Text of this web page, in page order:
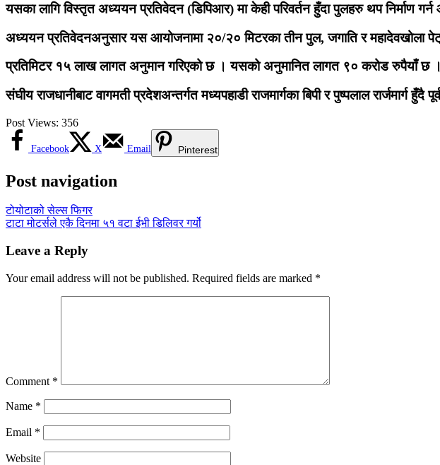
यसका लागि विस्तृत अध्ययन प्रतिवेदन (डिपिआर) मा केही परिवर्तन हुँदा पुलहरु थप निर्माण
अध्ययन प्रतिवेदनअनुसार यस आयोजनामा २०/२० मिटरका तीन पुल, जगाति र महादेवखोला
प्रतिमिटर १५ लाख लागत अनुमान गरिएको छ । यसको अनुमानित लागत ९० करोड रुपैयाँ छ ।
संघीय राजधानीबाट वागमती प्रदेशअन्तर्गत मध्यपहाडी राजमार्गका बिपी र पुष्पलाल रार्जमार्ग हुँदै
Post Views: 356
Facebook X Email Pinterest
Post navigation
टोयोटाको सेल्स फिगर
टाटा मोटर्सले एकै दिनमा ५१ वटा ईभी डिलिवर गर्यो
Leave a Reply
Your email address will not be published. Required fields are marked *
Comment *
Name *
Email *
Website